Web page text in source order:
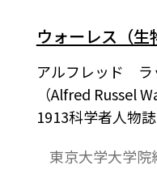
ウォーレス（生
アルフレッド
（Alfred Russel
1913科学者人物
達し，また世界
東京大学大学